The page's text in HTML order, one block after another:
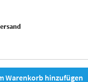
Warenkorb hinzufügen